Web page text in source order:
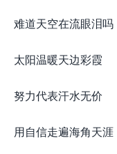
难道天空在流眼泪吗
太阳温暖天边彩霞
努力代表汗水无价
用自信走遍海角天涯